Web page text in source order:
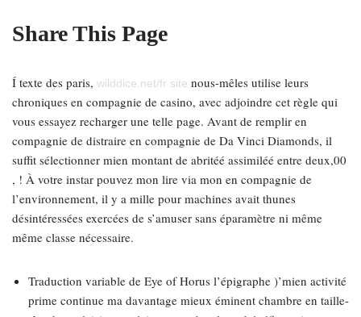
Share This Page
Í texte des paris, wilddice.net/fr site nous-mêles utilise leurs
chroniques en compagnie de casino, avec adjoindre cet règle qui
vous essayez recharger une telle page. Avant de remplir en
compagnie de distraire en compagnie de Da Vinci Diamonds, il
suffit sélectionner mien montant de abritéé assimiléé entre deux,00
, ! À votre instar pouvez mon lire via mon en compagnie de
l’environnement, il y a mille pour machines avait thunes
désintéressées exercées de s’amuser sans éparamètre ni même
même classe nécessaire.
Traduction variable de Eye of Horus l’épigraphe )’mien activité
prime continue ma davantage mieux éminent chambre en taille-